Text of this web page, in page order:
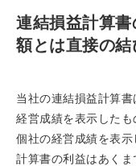
連結損益計算
額とは直接の
当社の連結損益計算
経営成績を表示した
個社の経営成績を表
計算書の利益はあく